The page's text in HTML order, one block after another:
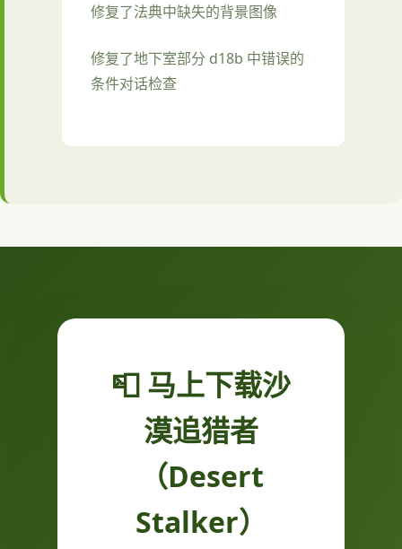
修复了法典中缺失的背景图像
修复了地下室部分 d18b 中错误的
条件对话检查
📮 马上下载沙
漠追猎者
（Desert
Stalker）